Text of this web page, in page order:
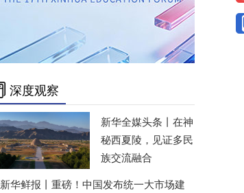
深度观察
新华全媒头条丨 在神
秘西夏陵，见证多民
族交流融合
新华鲜报丨重磅！中国发布统一大市场建